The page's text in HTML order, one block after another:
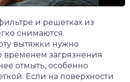
и решетках из
снимаются.
вытяжки нужно
временем загрязнения
отмыть, особенно
Если на поверхности